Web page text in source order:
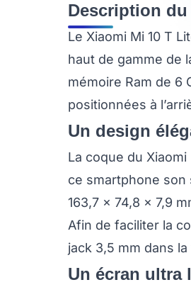
Description
Le Xiaomi Mi 10 T
haut de gamme de
mémoire Ram de 6
positionnées à
Un design
La coque du
ce smartphone son
163,7 x 74,8 x 7,9
Afin de faciliter la
jack 3,5 mm dans
Un écran ultra